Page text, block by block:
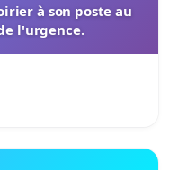
à son poste au
l'urgence.